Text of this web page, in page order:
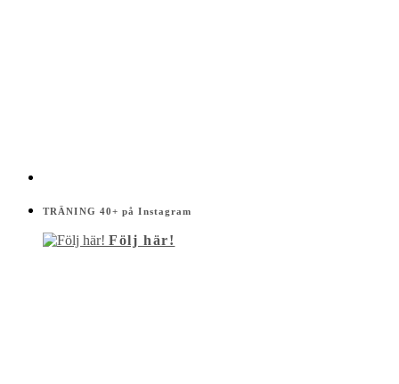
TRÄNING 40+ på Instagram
Följ här!